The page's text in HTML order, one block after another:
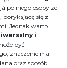
po niego osoby ze
borykającą się z
Jednak warto
i
być
znaczenie ma
oraz sposób